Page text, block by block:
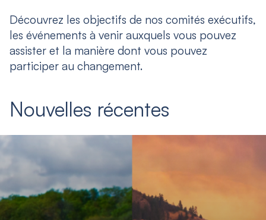
Découvrez les objectifs de nos comités exécutifs,
les événements à venir auxquels vous pouvez
assister et la manière dont vous pouvez
participer au changement.
Nouvelles récentes